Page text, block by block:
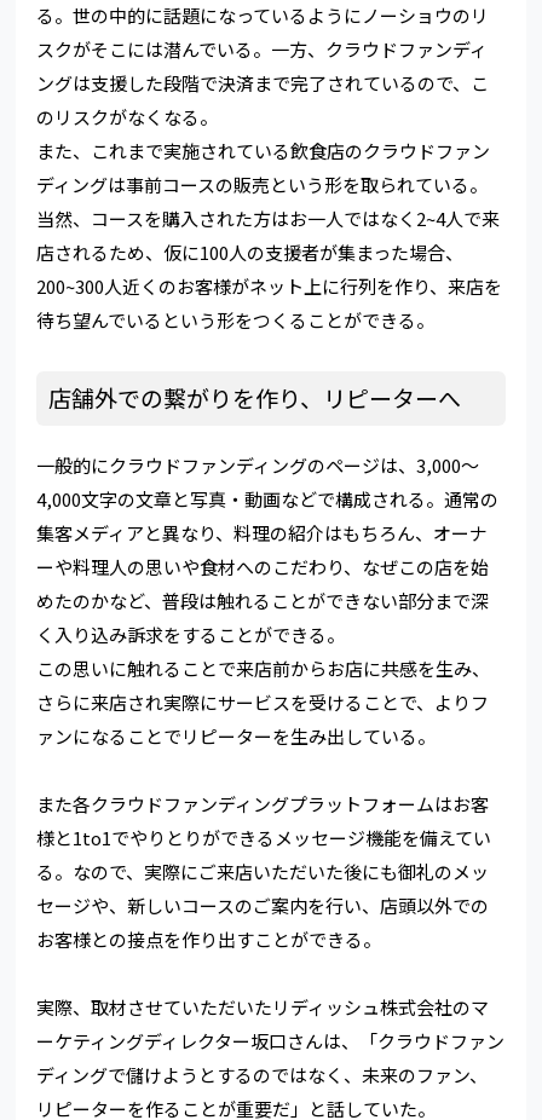
る。世の中的に話題になっているようにノーショウのリ
スクがそこには潜んでいる。一方、クラウドファンディ
ングは支援した段階で決済まで完了されているので、こ
のリスクがなくなる。
また、これまで実施されている飲食店のクラウドファン
ディングは事前コースの販売という形を取られている。
当然、コースを購入された方はお一人ではなく2~4人で来
店されるため、仮に100人の支援者が集まった場合、
200~300人近くのお客様がネット上に行列を作り、来店を
待ち望んでいるという形をつくることができる。
店舗外での繋がりを作り、リピーターへ
一般的にクラウドファンディングのページは、3,000～
4,000文字の文章と写真・動画などで構成される。通常の
集客メディアと異なり、料理の紹介はもちろん、オーナ
ーや料理人の思いや食材へのこだわり、なぜこの店を始
めたのかなど、普段は触れることができない部分まで深
く入り込み訴求をすることができる。
この思いに触れることで来店前からお店に共感を生み、
さらに来店され実際にサービスを受けることで、よりフ
ァンになることでリピーターを生み出している。
また各クラウドファンディングプラットフォームはお客
様と1to1でやりとりができるメッセージ機能を備えてい
る。なので、実際にご来店いただいた後にも御礼のメッ
セージや、新しいコースのご案内を行い、店頭以外での
お客様との接点を作り出すことができる。
実際、取材させていただいたリディッシュ株式会社のマ
ーケティングディレクター坂口さんは、「クラウドファン
ディングで儲けようとするのではなく、未来のファン、
リピーターを作ることが重要だ」と話していた。